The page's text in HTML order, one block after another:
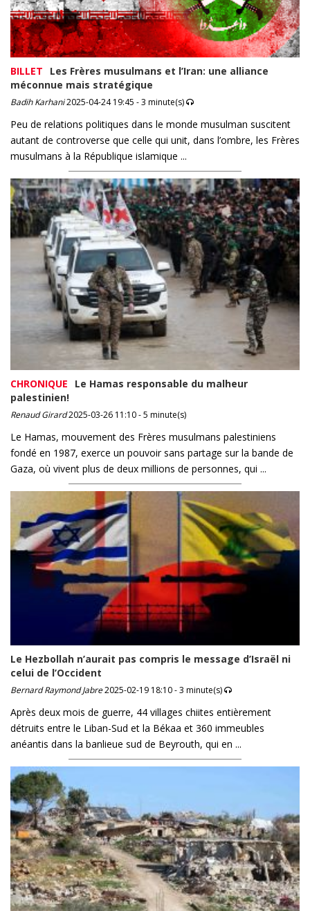
BILLET
Les Frères musulmans et l’Iran: une alliance
méconnue mais stratégique
Badih Karhani2025-04-24 19:45 - 3 minute(s)
Peu de relations politiques dans le monde musulman suscitent
autant de controverse que celle qui unit, dans l’ombre, les Frères
musulmans à la République islamique ...
CHRONIQUE
Le Hamas responsable du malheur
palestinien!
Renaud Girard2025-03-26 11:10 - 5 minute(s)
Le Hamas, mouvement des Frères musulmans palestiniens
fondé en 1987, exerce un pouvoir sans partage sur la bande de
Gaza, où vivent plus de deux millions de personnes, qui ...
Le Hezbollah n’aurait pas compris le message d’Israël ni
celui de l’Occident
Bernard Raymond Jabre2025-02-19 18:10 - 3 minute(s)
Après deux mois de guerre, 44 villages chiites entièrement
détruits entre le Liban-Sud et la Békaa et 360 immeubles
anéantis dans la banlieue sud de Beyrouth, qui en ...